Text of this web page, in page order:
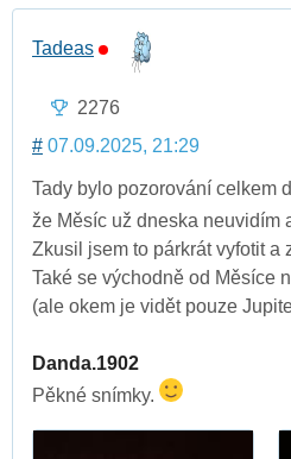
Tadeas
2276
# 07.09.2025, 21:29
Tady bylo pozorování celkem
že Měsíc už dneska neuvidím
Zkusil jsem to párkrát vyfotit a
Také se východně od Měsíce
(ale okem je vidět pouze
Danda.1902
Pěkné snímky.